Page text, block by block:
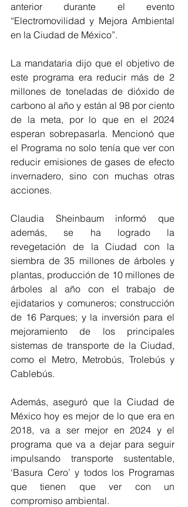
anterior durante el evento
“Electromovilidad y Mejora Ambiental
en la Ciudad de México”.
La mandataria dijo que el objetivo de
este programa era reducir más de 2
millones de toneladas de dióxido de
carbono al año y están al 98 por ciento
de la meta, por lo que en el 2024
esperan sobrepasarla. Mencionó que
el Programa no solo tenía que ver con
reducir emisiones de gases de efecto
invernadero, sino con muchas otras
acciones.
Claudia Sheinbaum informó que
además, se ha logrado la
revegetación de la Ciudad con la
siembra de 35 millones de árboles y
plantas, producción de 10 millones de
árboles al año con el trabajo de
ejidatarios y comuneros; construcción
de 16 Parques; y la inversión para el
mejoramiento de los principales
sistemas de transporte de la Ciudad,
como el Metro, Metrobús, Trolebús y
Cablebús.
Además, aseguró que la Ciudad de
México hoy es mejor de lo que era en
2018, va a ser mejor en 2024 y el
programa que va a dejar para seguir
impulsando transporte sustentable,
‘Basura Cero’ y todos los Programas
que tienen que ver con un
compromiso ambiental.